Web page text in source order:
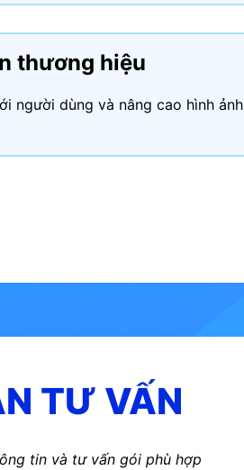
thương hiệu
người dùng và nâng cao hình ảnh
TƯ VẤN
tin và tư vấn gói phù hợp